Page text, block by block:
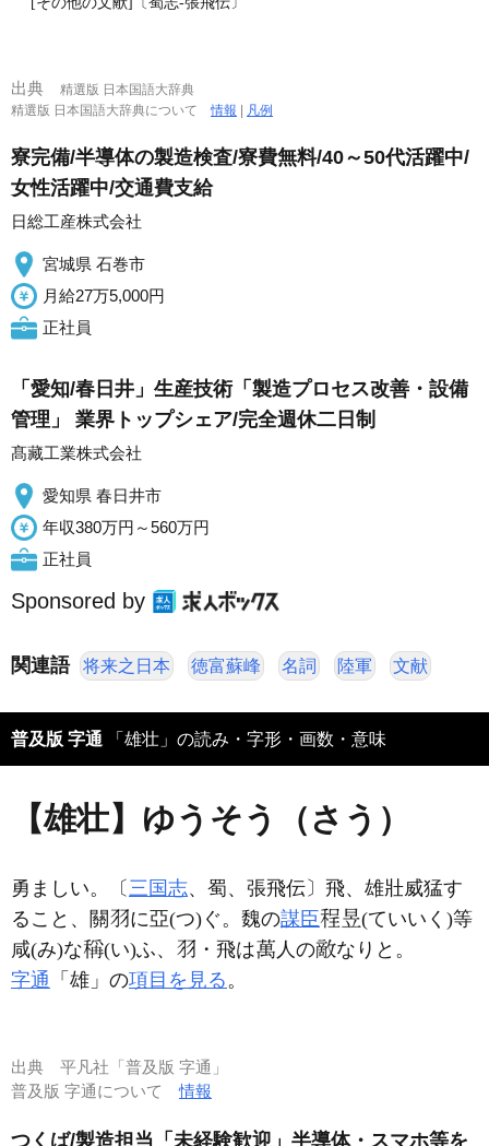
出典
精選版 日本国語大辞典
精選版 日本国語大辞典について情報 凡例
寮完備/半導体の製造検査/寮費無料/40～50代活躍中/
女性活躍中/交通費支給
日総工産株式会社
宮城県 石巻市
月給27万5,000円
正社員
「愛知/春日井」生産技術「製造プロセス改善・設備
管理」 業界トップシェア/完全週休二日制
髙藏工業株式会社
愛知県 春日井市
年収380万円～560万円
正社員
Sponsored by
関連語 将来之日本 徳富蘇峰 名詞 陸軍 文献
普及版 字通 「雄壮」の読み・字形・画数・意味
【雄壮】ゆうそう（さう）
勇ましい。〔三国志、蜀、張飛伝〕飛、雄壯威猛す
ること、關
に亞(つ)ぐ。魏の謀臣
(ていいく)等
咸(み)な
(い)ふ、 ・飛は 人の
なりと。
字通 「雄」の項目を見る 。
出典 平凡社「普及版 字通」
普及版 字通について情報
つくば/製造担当「未経験歓迎」半導体・スマホ等を